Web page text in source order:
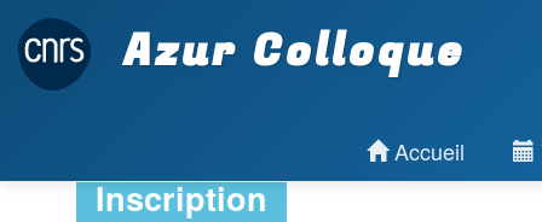
Azur Colloque
Accueil
Inscription